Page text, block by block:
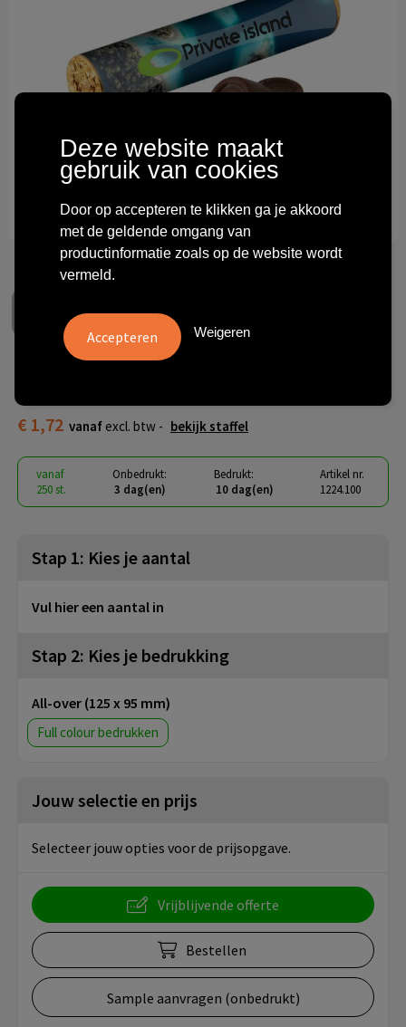
Technologie & gadgets
Themageschenken
€ 1,72 vanaf excl. btw - bekijk staffel
vanaf
250 st.
Onbedrukt:
3 dag(en)
Bedrukt:
10 dag(en)
Artikel nr.
1224.100
Stap 1: Kies je aantal
Vul hier een aantal in
Stap 2: Kies je bedrukking
All-over (125 x 95 mm)
Full colour
Jouw selectie en prijs
Selecteer jouw opties voor de prijsopgave.
Vrijblijvende offerte
Bestellen
Sample aanvragen (onbedrukt)
Deze website maakt
gebruik van cookies
Door op accepteren te klikken ga je akkoord
met de geldende omgang van
productinformatie zoals op de website wordt
vermeld.
Weigeren